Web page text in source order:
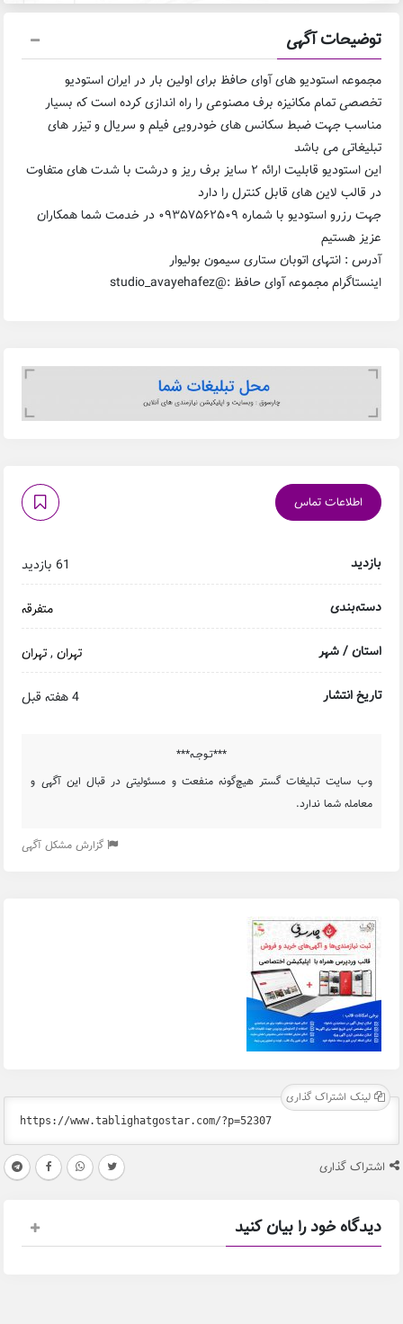
توضیحات آگهی
مجموعه استودیو های آوای حافظ برای اولین بار در ایران استودیو
تخصصی تمام مکانیزه برف مصنوعی را راه اندازی کرده است که بسیار
مناسب جهت ضبط سکانس های خودرویی فیلم و سریال و تیزر های
تبلیغاتی می باشد
این استودیو قابلیت ارائه ۲ سایز برف ریز و درشت با شدت های متفاوت
در قالب لاین های قابل کنترل را دارد
جهت رزرو استودیو با شماره ۰۹۳۵۷۵۶۲۵۰۹ در خدمت شما همکاران
عزیز هستیم
آدرس : انتهای اتوبان ستاری سیمون بولیوار
اینستاگرام مجموعه آوای حافظ :@studio_avayehafez
اطلاعات تماس
بازدید 61 بازدید
دسته‌بندی متفرقه
استان / شهر تهران,تهران
تاریخ انتشار 4 هفته قبل
***تـوجـه***
وب سایت تبلیغات گستر هیچ‌گونه منفعت و مسئولیتی در قبال این آگهی و
معامله شما ندارد.
گزارش مشکل آگهی
لینک اشتراک گذاری
اشتراک گذاری
دیدگاه خود را بیان کنید